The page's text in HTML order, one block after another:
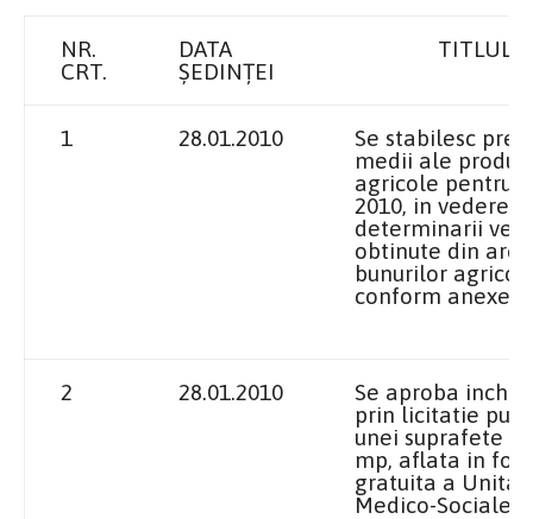
NR.
CRT.
DATA
ȘEDINȚEI
TITLUL
1 28.01.2010
Se stabilesc
medii ale
agricole pentru
2010, in vederea
determinarii
obtinute din
bunurilor
conform anexei
2 28.01.2010
Se aproba
prin licitatie
unei suprafete
mp, aflata in
gratuita a
Medico-Sociale